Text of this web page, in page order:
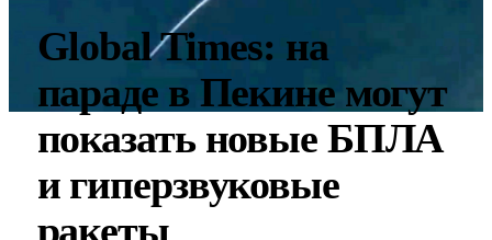
Global Times: на
параде в Пекине могут
показать новые БПЛА
и гиперзвуковые
ракеты